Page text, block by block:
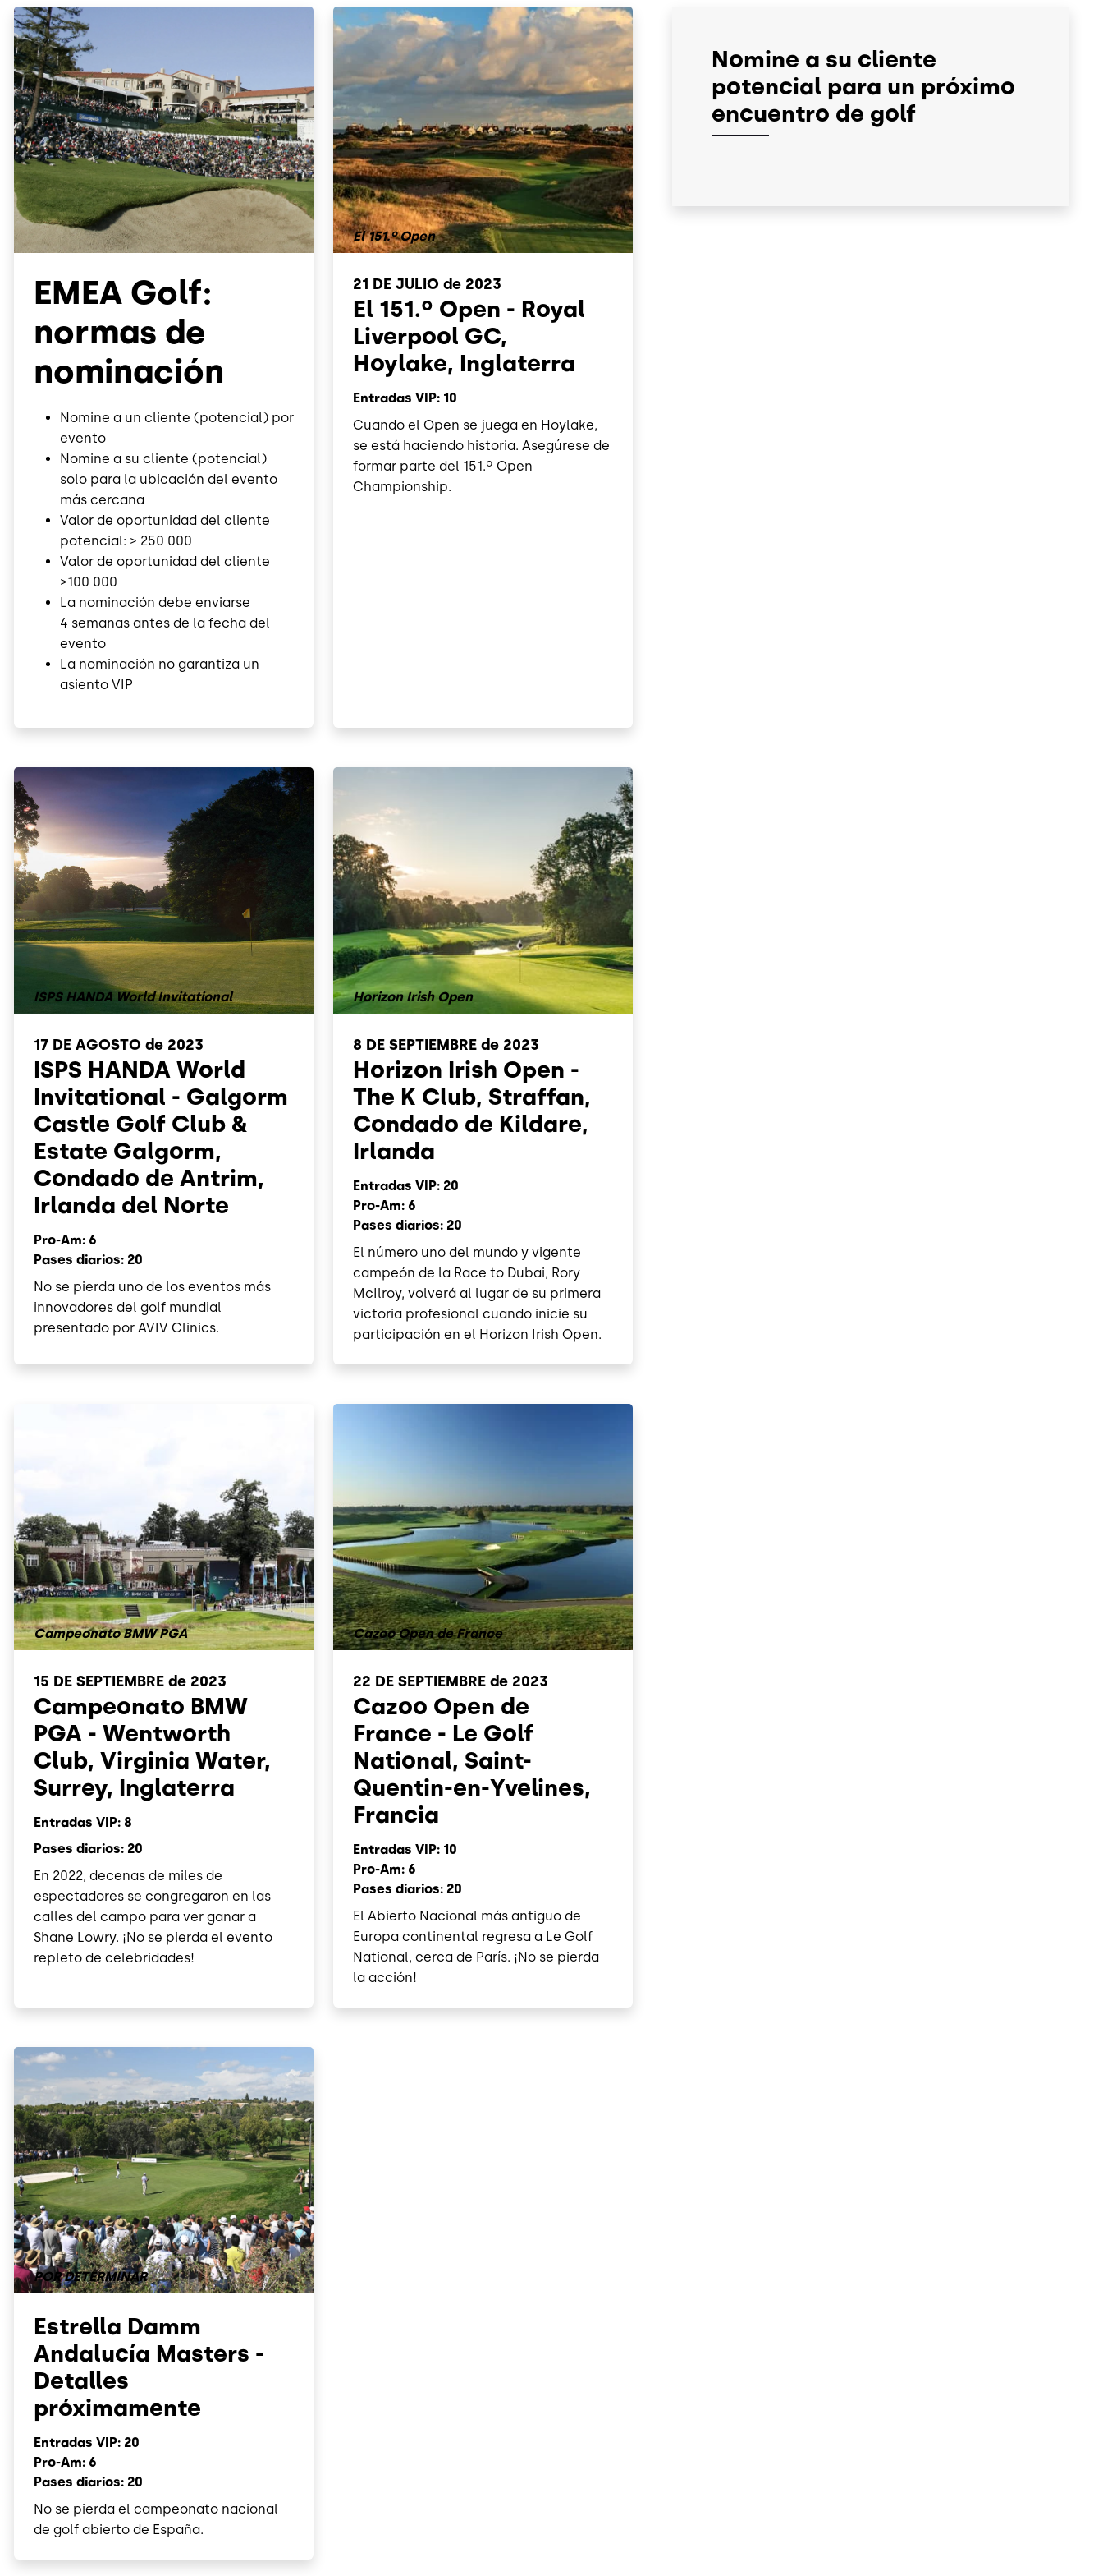
EMEA Golf:
normas de
nominación
Nomine a un cliente (potencial) por
evento
Nomine a su cliente (potencial)
solo para la ubicación del evento
más cercana
Valor de oportunidad del cliente
potencial: > 250 000
Valor de oportunidad del cliente
>100 000
La nominación debe enviarse
4 semanas antes de la fecha del
evento
La nominación no garantiza un
asiento VIP
El 151.º Open
21 DE JULIO de 2023
El 151.º Open - Royal
Liverpool GC,
Hoylake, Inglaterra
Entradas VIP: 10
Cuando el Open se juega en Hoylake,
se está haciendo historia. Asegúrese de
formar parte del 151.º Open
Championship.
ISPS HANDA World Invitational
17 DE AGOSTO de 2023
ISPS HANDA World
Invitational - Galgorm
Castle Golf Club &
Estate Galgorm,
Condado de Antrim,
Irlanda del Norte
Pro-Am: 6
Pases diarios: 20
No se pierda uno de los eventos más
innovadores del golf mundial
presentado por AVIV Clinics.
Horizon Irish Open
8 DE SEPTIEMBRE de 2023
Horizon Irish Open -
The K Club, Straffan,
Condado de Kildare,
Irlanda
Entradas VIP: 20
Pro-Am: 6
Pases diarios: 20
El número uno del mundo y vigente
campeón de la Race to Dubai, Rory
McIlroy, volverá al lugar de su primera
victoria profesional cuando inicie su
participación en el Horizon Irish Open.
Campeonato BMW PGA
15 DE SEPTIEMBRE de 2023
Campeonato BMW
PGA - Wentworth
Club, Virginia Water,
Surrey, Inglaterra
Entradas VIP: 8
Pases diarios: 20
En 2022, decenas de miles de
espectadores se congregaron en las
calles del campo para ver ganar a
Shane Lowry. ¡No se pierda el evento
repleto de celebridades!
Cazoo Open de France
22 DE SEPTIEMBRE de 2023
Cazoo Open de
France - Le Golf
National, Saint-
Quentin-en-Yvelines,
Francia
Entradas VIP: 10
Pro-Am: 6
Pases diarios: 20
El Abierto Nacional más antiguo de
Europa continental regresa a Le Golf
National, cerca de París. ¡No se pierda
la acción!
POR DETERMINAR
Estrella Damm
Andalucía Masters -
Detalles
próximamente
Entradas VIP: 20
Pro-Am: 6
Pases diarios: 20
No se pierda el campeonato nacional
de golf abierto de España.
Nomine a su cliente
potencial para un próximo
encuentro de golf